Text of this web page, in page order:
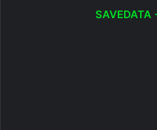
SAVEDATA